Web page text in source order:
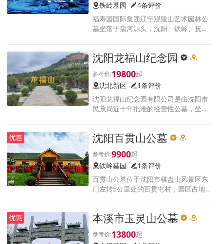
铁岭墓园
4条评价
福寿园国际集团辽宁观陵山艺术园林公
墓坐落于蒲河源头，沈阳、铁岭、抚顺
秀丽辽阔无垠。
沈阳龙福山纪念园
19800
沈北新区
1条评价
沈阳龙福山纪念园有限公司是由沈阳市
民政局近十年批准的经营性公墓，坐落
现代化生命纪念园。
优惠 沈阳百贯山公墓
9900
铁岭墓园
1条评价
百贯山公墓位于沈阳市棋盘山风景区东
门左转5公里处的百贯屯村，园区占地
市区30余公里。园区地理位置优越，毗
优惠 本溪市玉灵山公墓
13800